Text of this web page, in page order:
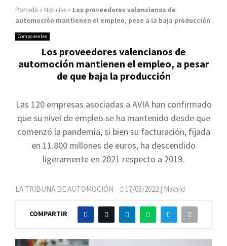
Portada » Noticias » Los proveedores valencianos de
automoción mantienen el empleo, pese a la baja producción
Componentes
Los proveedores valencianos de
automoción mantienen el empleo, a pesar
de que baja la producción
Las 120 empresas asociadas a AVIA han confirmado
que su nivel de empleo se ha mantenido desde que
comenzó la pandemia, si bien su facturación, fijada
en 11.800 millones de euros, ha descendido
ligeramente en 2021 respecto a 2019.
LA TRIBUNA DE AUTOMOCIÓN 17/05/2022 | Madrid
COMPARTIR